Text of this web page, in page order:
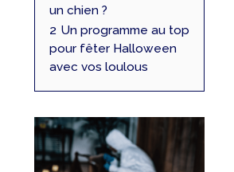
un chien ?
2 Un programme au top
pour fêter Halloween
avec vos loulous